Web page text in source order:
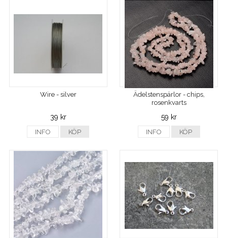
Wire - silver
39 kr
INFO KÖP
Ädelstenspärlor - chips,
rosenkvarts
59 kr
INFO KÖP